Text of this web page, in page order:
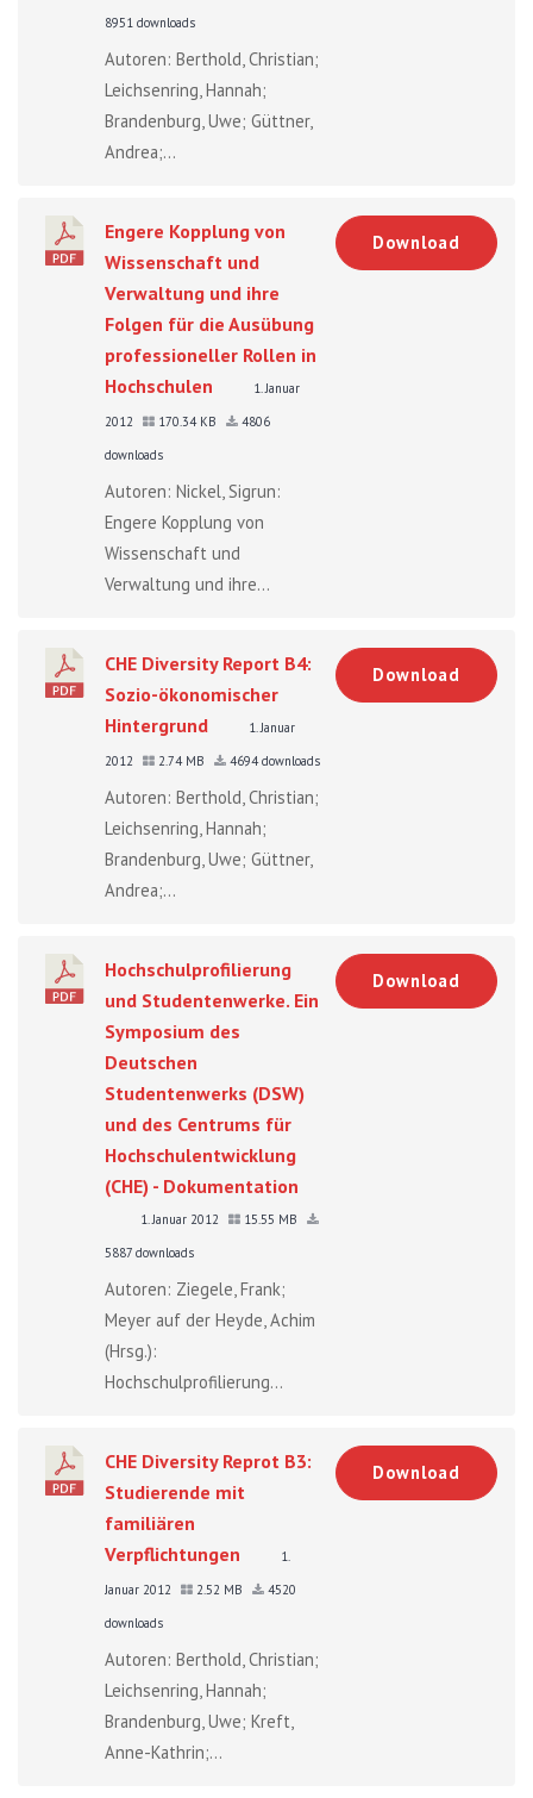
8951 downloads
Autoren: Berthold, Christian;
Leichsenring, Hannah;
Brandenburg, Uwe; Güttner,
Andrea;...
Engere Kopplung von
Wissenschaft und
Verwaltung und ihre
Folgen für die Ausübung
professioneller Rollen in
Hochschulen
1. Januar
2012
170.34 KB
4806
downloads
Autoren: Nickel, Sigrun:
Engere Kopplung von
Wissenschaft und
Verwaltung und ihre...
Download
CHE Diversity Report B4:
Sozio-ökonomischer
Hintergrund
1. Januar
2012
2.74 MB 4694 downloads
Autoren: Berthold, Christian;
Leichsenring, Hannah;
Brandenburg, Uwe; Güttner,
Andrea;...
Download
Hochschulprofilierung
und Studentenwerke. Ein
Symposium des
Deutschen
Studentenwerks (DSW)
und des Centrums für
Hochschulentwicklung
(CHE) - Dokumentation
1. Januar 2012
15.55 MB
5887 downloads
Autoren: Ziegele, Frank;
Meyer auf der Heyde, Achim
(Hrsg.):
Hochschulprofilierung...
Download
CHE Diversity Reprot B3:
Studierende mit
familiären
Verpflichtungen
1.
Januar 2012
2.52 MB
4520
downloads
Autoren: Berthold, Christian;
Leichsenring, Hannah;
Brandenburg, Uwe; Kreft,
Anne-Kathrin;...
Download